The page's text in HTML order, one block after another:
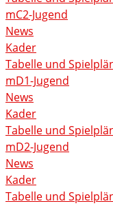
mC2-Jugend
News
Kader
Tabelle und
mD1-Jugend
News
Kader
Tabelle und
mD2-Jugend
News
Kader
Tabelle und